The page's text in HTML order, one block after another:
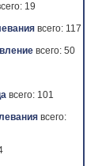
19
всего: 117
всего: 50
всего: 101
всего: